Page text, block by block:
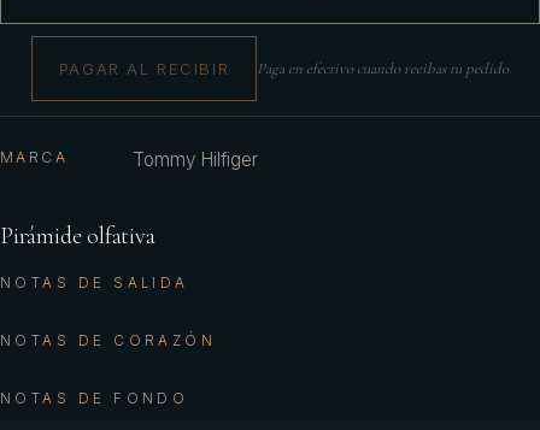
PAGAR AL RECIBIR Paga en efectivo cuando recibas tu pedido
MARCA Tommy Hilfiger
Pirámide olfativa
NOTAS DE SALIDA
NOTAS DE CORAZÓN
NOTAS DE FONDO